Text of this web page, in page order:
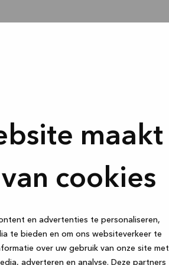
maakt
cookies
en advertenties te personaliseren,
te bieden en om ons websiteverkeer te
over uw gebruik van onze site met
adverteren en analyse. Deze partners